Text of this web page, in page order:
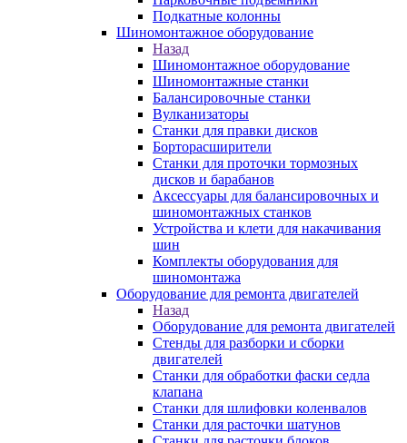
Подкатные колонны
Шиномонтажное оборудование
Назад
Шиномонтажное оборудование
Шиномонтажные станки
Балансировочные станки
Вулканизаторы
Станки для правки дисков
Борторасширители
Станки для проточки тормозных
дисков и барабанов
Аксессуары для балансировочных и
шиномонтажных станков
Устройства и клети для накачивания
шин
Комплекты оборудования для
шиномонтажа
Оборудование для ремонта двигателей
Назад
Оборудование для ремонта двигателей
Стенды для разборки и сборки
двигателей
Станки для обработки фаски седла
клапана
Станки для шлифовки коленвалов
Станки для расточки шатунов